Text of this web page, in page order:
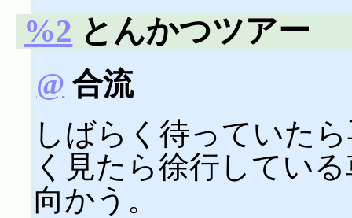
%2 とんかつツアー
@ 合流
しばらく待っていた
く見たら徐行してい
向かう。